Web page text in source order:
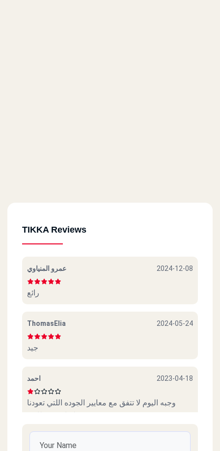
TIKKA Reviews
عمرو المنياوي 2024-12-08
رائع
ThomasElia 2024-05-24
جيد
احمد 2023-04-18
وجبه اليوم لا تتفق مع معايير الجوده اللتي تعودنا
mona hamada